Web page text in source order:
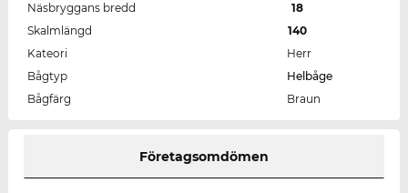
Näsbryggans bredd
18
Skalmlängd
140
Kateori
Herr
Bågtyp
Helbåge
Bågfärg
Braun
Företagsomdömen